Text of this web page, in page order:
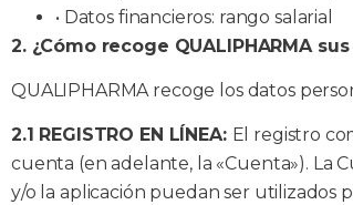
• Datos financieros: rango salarial
2. ¿Cómo recoge QUALIPHARMA
QUALIPHARMA recoge los datos
2.1 REGISTRO EN LÍNEA: El registro
cuenta (en adelante, la «Cuenta»). La
y/o la aplicación puedan ser utilizados